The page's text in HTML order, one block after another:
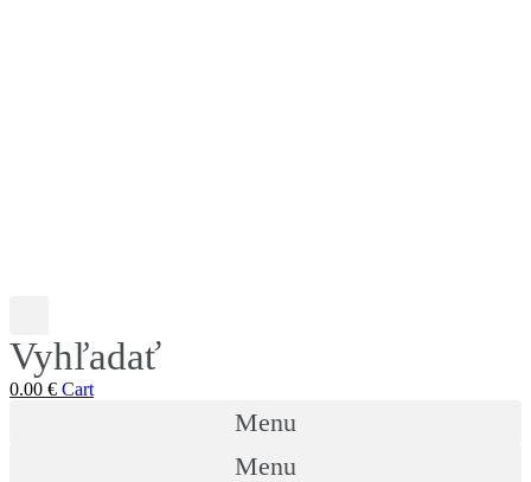
Vyhľadať
0.00 € Cart
Menu
Menu